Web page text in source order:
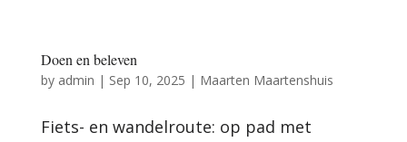
Doen en beleven
by admin | Sep 10, 2025 | Maarten Maartenshuis
Fiets- en wandelroute: op pad met